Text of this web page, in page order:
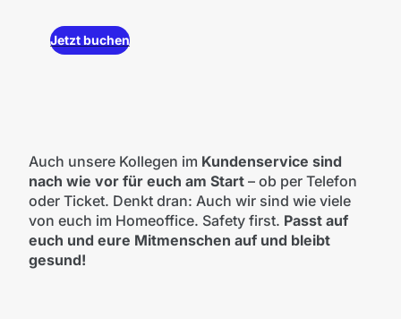
Jetzt buchen
Auch unsere Kollegen im Kundenservice sind
nach wie vor für euch am Start– ob per Telefon
oder Ticket. Denkt dran: Auch wir sind wie viele
von euch im Homeoffice. Safety first. Passt auf
euch und eure Mitmenschen auf und bleibt
gesund!